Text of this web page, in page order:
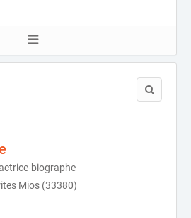
biographe
Mios (33380)